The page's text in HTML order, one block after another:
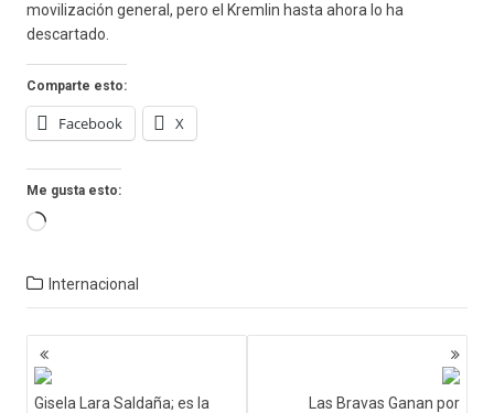
movilización general, pero el Kremlin hasta ahora lo ha
descartado.
Comparte esto:
Facebook X
Me gusta esto:
Cargando...
Internacional
Navegación
de
entradas
Gisela Lara Saldaña; es la
Las Bravas Ganan por